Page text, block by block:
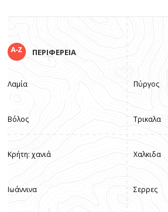
ΠΕΡΙΦΕΡΕΙΑ
Λαμία
Βόλος
Κρήτη: χανιά
Ιωάννινα
Πύργος
Τρικαλα
Χαλκιδα
Σερρες